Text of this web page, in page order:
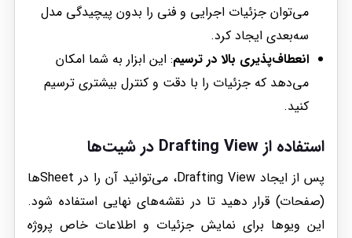
می‌توان جزئیات اجرایی و فنی را بدون پیچیدگی مدل
سه‌بعدی ایجاد کرد.
انعطاف‌پذیری بالا در ترسیم: این ابزار به شما امکان
می‌دهد که جزئیات را با دقت و کنترل بیشتری ترسیم
کنید.
استفاده از Drafting View در شیت‌ها
پس از ایجاد Drafting View، می‌توانید آن را در Sheetها
(صفحات) قرار دهید تا در نقشه‌های نهایی استفاده شود.
این ویوها برای نمایش جزئیات و اطلاعات خاص پروژه